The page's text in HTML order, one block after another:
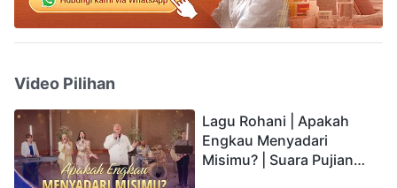
Video Pilihan
Lagu Rohani | Apakah
Engkau Menyadari
Misimu? | Suara Pujian